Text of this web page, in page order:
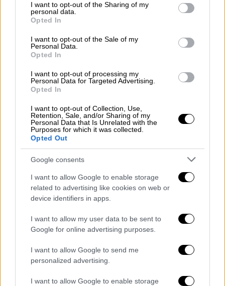
not limited to your visit or usage behaviour. You may click to
grant or deny consent to Google and its third-party tags to
use your data for below specified purposes in below Google
consent section.
I want to opt-out of the Sharing of my
personal data.
Opted In
I want to opt-out of the Sale of my
Personal Data.
Opted In
I want to opt-out of processing my
Personal Data for Targeted Advertising.
Opted In
I want to opt-out of Collection, Use,
Retention, Sale, and/or Sharing of my
Personal Data that Is Unrelated with the
Purposes for which it was collected.
Opted Out
Google consents
I want to allow Google to enable storage
related to advertising like cookies on web or
device identifiers in apps.
I want to allow my user data to be sent to
Google for online advertising purposes.
I want to allow Google to send me
personalized advertising.
I want to allow Google to enable storage
Ποντιακού Ελληνισμού, Στέφανος
Τανιμανίδης, υπενθυμίζει στον Τούρκο
πρόεδρο, αποφάσεις διεθνών φορέων,
μεταξύ των οποίων του προέδρου των ΗΠΑ
και του Ευρωκοινοβουλίου, με τις οποίες
χαρακτηρίζονται ως Γενοκτονία οι
πρακτικές Νεότουρκων και κεμαλιστών σε
βάρος των χριστιανών την περίοδο 1914-